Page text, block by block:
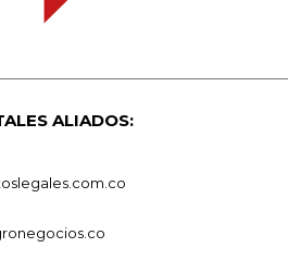
ALIADOS: